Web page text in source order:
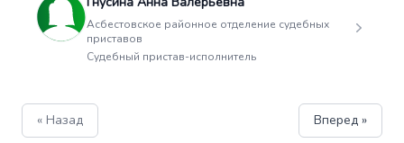
Асбестовское районное отделение судебных
приставов
Судебный пристав-исполнитель
« Назад Вперед »